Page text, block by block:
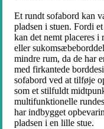
Et rundt sofabord kan
pladsen i stuen. Fordi
kan det nemt placeres i
eller
mindre rum, da de har
med firkantede
sofabord ved at tilføje
som et stilfuldt
multifunktionelle
har indbygget
pladsen i en lille stue.